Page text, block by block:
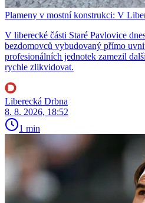
Plameny v mostní konstrukci: V
V liberecké části Staré Pavlovice
bezdomovců vybudovaný přímo
profesionálních jednotek zamezil
rychle zlikvidovat.
Liberecká Drbna
8. 8. 2026, 18:52
1 min